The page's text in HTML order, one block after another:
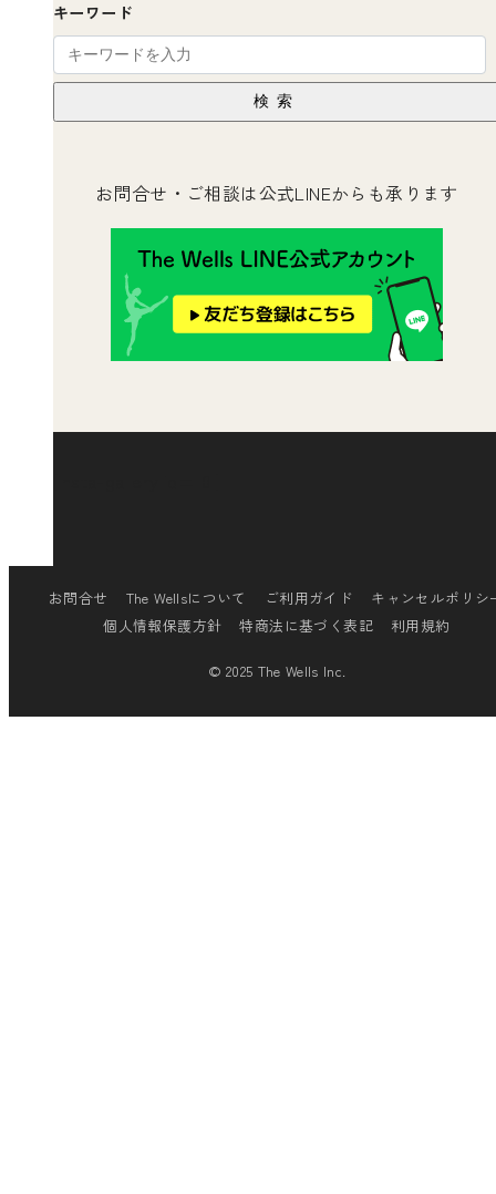
キーワード
検索
お問合せ・ご相談は公式LINEからも承ります
お問合せ The Wellsについて ご利用ガイド
キャンセルポリシ
個人情報保護方針
特商法に基づく表記 利用規約
© 2025 The Wells Inc.